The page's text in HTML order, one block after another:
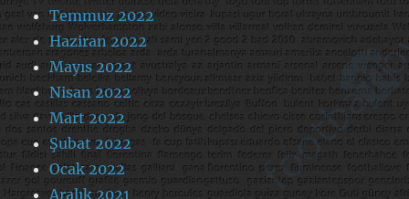
Temmuz 2022
Haziran 2022
Mayıs 2022
Nisan 2022
Mart 2022
Şubat 2022
Ocak 2022
Aralık 2021